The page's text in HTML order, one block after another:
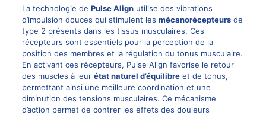
La technologie de Pulse Alignutilise des vibrations
d’impulsion douces qui stimulent les mécanorécepteursde
type 2 présents dans les tissus musculaires. Ces
récepteurs sont essentiels pour la perception de la
position des membres et la régulation du tonus musculaire.
En activant ces récepteurs, Pulse Align favorise le retour
des muscles à leur état naturel d’équilibreet de tonus,
permettant ainsi une meilleure coordination et une
diminution des tensions musculaires. Ce mécanisme
d’action permet de contrer les effets des douleurs